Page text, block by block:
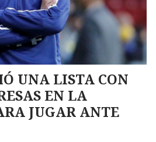
UNA LISTA CON
EN LA
JUGAR ANTE